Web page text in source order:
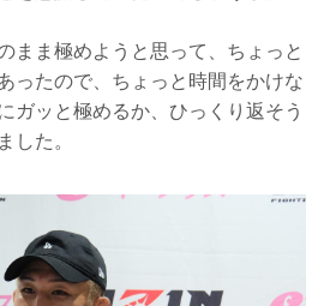
まま極めようと思って、ちょっと
ったので、ちょっと時間をかけな
ガッと極めるか、ひっくり返そう
した。